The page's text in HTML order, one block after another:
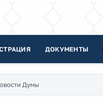
ДОКУМЕНТЫ
Думы